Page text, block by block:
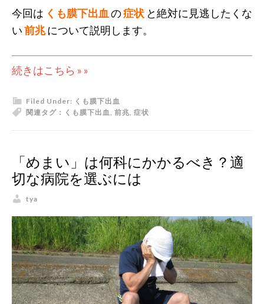
今回は くも膜下出血の症状 と絶対に見逃したくな
い前兆について説明します。
続きはこちら » »
Filed Under: くも膜下出血
関連タグ： くも膜下出血, 前兆, 症状
「めまい」は何科にかかるべき？適
切な病院を選ぶには
tya